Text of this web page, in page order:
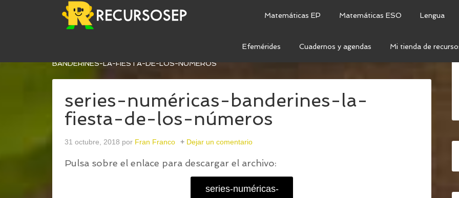
Matemáticas EP Matemáticas ESO Lengua
Efemérides Cuadernos y agendas Mi tienda de
SERIES-NUMÉRICAS-
BANDERINES-LA-FIESTA-DE-LOS-NÚMEROS
series-numéricas-banderines-la-
fiesta-de-los-números
31 octubre, 2018 por Fran Franco Dejar un comentario
Pulsa sobre el enlace para descargar el archivo:
series-numéricas-